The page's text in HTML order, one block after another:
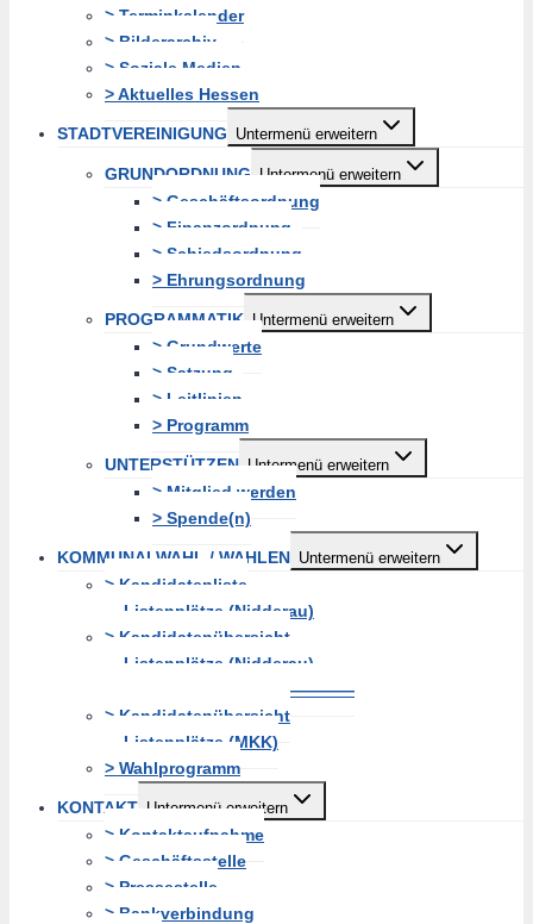
> Terminkalender
> Bilderarchiv
> Soziale Medien
> Aktuelles Hessen
STADTVEREINIGUNG Untermenü erweitern
GRUNDORDNUNG Untermenü erweitern
> Geschäftsordnung
> Finanzordnung
> Schiedsordnung
> Ehrungsordnung
PROGRAMMATIK Untermenü erweitern
> Grundwerte
> Satzung
> Leitlinien
> Programm
UNTERSTÜTZEN Untermenü erweitern
> Mitglied werden
> Spende(n)
KOMMUNALWAHL / WAHLEN Untermenü erweitern
> Kandidatenliste
Listenplätze (Nidderau)
> Kandidatenübersicht
Listenplätze (Nidderau)
———————————————
> Kandidatenübersicht
Listenplätze (MKK)
> Wahlprogramm
KONTAKT Untermenü erweitern
> Kontaktaufnahme
> Geschäftsstelle
> Pressestelle
> Bankverbindung